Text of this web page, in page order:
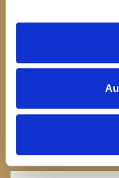
En avril 2020, nous
beurre Origine
mains à la pâte et